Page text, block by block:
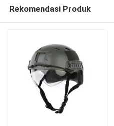
Rekomendasi Produk